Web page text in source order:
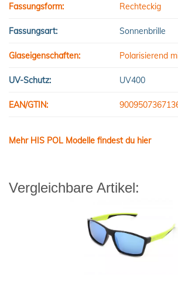
Fassungsform: Rechteckig
Fassungsart: Sonnenbrille
Glaseigenschaften: Polarisierend
UV-Schutz: UV400
EAN/GTIN:
Mehr HIS POL Modelle findest du hier
Vergleichbare Artikel: